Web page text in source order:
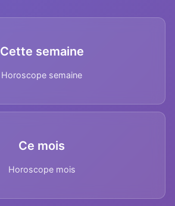
Cette semaine
Horoscope semaine
Ce mois
Horoscope mois